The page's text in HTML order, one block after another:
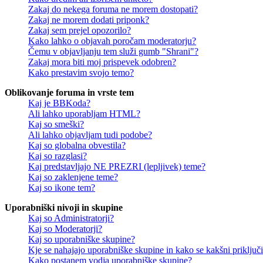
Zakaj do nekega foruma ne morem dostopati?
Zakaj ne morem dodati priponk?
Zakaj sem prejel opozorilo?
Kako lahko o objavah poročam moderatorju?
Čemu v objavljanju tem služi gumb "Shrani"?
Zakaj mora biti moj prispevek odobren?
Kako prestavim svojo temo?
Oblikovanje foruma in vrste tem
Kaj je BBKoda?
Ali lahko uporabljam HTML?
Kaj so smeški?
Ali lahko objavljam tudi podobe?
Kaj so globalna obvestila?
Kaj so razglasi?
Kaj predstavljajo NE PREZRI (lepljivek) teme?
Kaj so zaklenjene teme?
Kaj so ikone tem?
Uporabniški nivoji in skupine
Kaj so Administratorji?
Kaj so Moderatorji?
Kaj so uporabniške skupine?
Kje se nahajajo uporabniške skupine in kako se kakšni
Kako postanem vodja uporabniške skupine?